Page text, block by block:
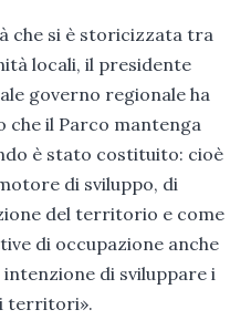
che si è storicizzata tra
locali, il presidente
governo regionale ha
che il Parco mantenga
è stato costituito: cioè
di sviluppo, di
del territorio e come
di occupazione anche
di sviluppare i
territori».